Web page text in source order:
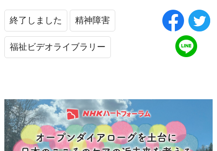
終了しました 精神障害
福祉ビデオライブラリー